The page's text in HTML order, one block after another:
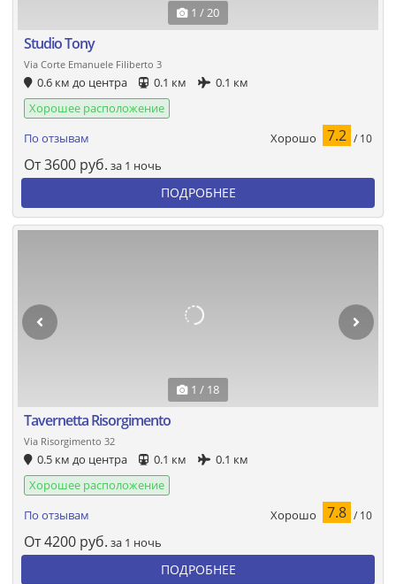
1 / 20
Studio Tony
Via Corte Emanuele Filiberto 3
0.6 км до центра 0.1 км
0.1 км
Хорошее расположение
По отзывам
Хорошо 7.2 / 10
От3600 руб. за 1 ночь
ПОДРОБНЕЕ
1 / 18
Tavernetta Risorgimento
Via Risorgimento 32
0.5 км до центра 0.1 км
0.1 км
Хорошее расположение
По отзывам
Хорошо 7.8 / 10
От4200 руб. за 1 ночь
ПОДРОБНЕЕ